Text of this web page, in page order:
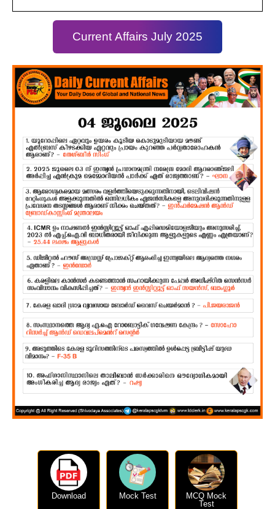
Current Affairs July 2025
Download Mock Test
MCQ Mock
Test